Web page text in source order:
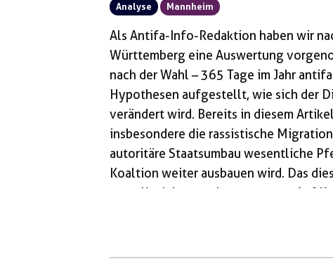
Analyse Mannheim
Als Antifa-Info-Redaktion haben wir
Württemberg eine Auswertung
nach der Wahl – 365 Tage im Jahr
Hypothesen aufgestellt, wie sich der
verändert wird. Bereits in diesem
insbesondere die rassistische
autoritäre Staatsumbau wesentliche
Koaltion weiter ausbauen wird. Das
neue Koaltionspapier nur zu gut. Auf